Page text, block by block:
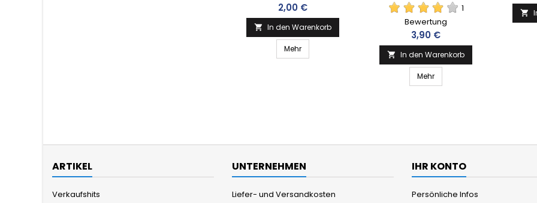
Preis
2,00 €
 In den Warenkorb
Mehr
1
Bewertung
Preis
3,90 €
 In den Warenkorb
Mehr

ARTIKEL
Verkaufshits
UNTERNEHMEN
Liefer- und Versandkosten
IHR KONTO
Persönliche Infos